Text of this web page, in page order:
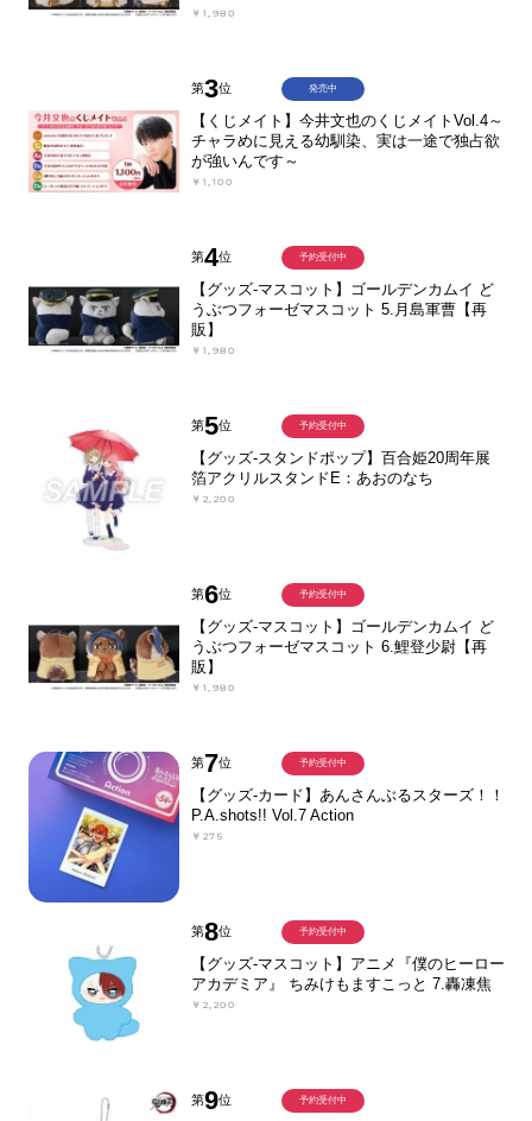
￥1,980
第3位
【くじメイト】今井文也のくじメイトVol.4～
チャラめに見える幼馴染、実は一途で独占欲
が強いんです～
￥1,100
発売中
第4位
【グッズ-マスコット】ゴールデンカムイ ど
うぶつフォーゼマスコット 5.月島軍曹【再
販】
￥1,980
予約受付中
第5位
【グッズ-スタンドポップ】百合姫20周年展
箔アクリルスタンドE：あおのなち
￥2,200
予約受付中
第6位
【グッズ-マスコット】ゴールデンカムイ ど
うぶつフォーゼマスコット 6.鯉登少尉【再
販】
￥1,980
予約受付中
第7位
【グッズ-カード】あんさんぶるスターズ！！
P.A.shots!! Vol.7 Action
￥275
予約受付中
第8位
【グッズ-マスコット】アニメ『僕のヒーロー
アカデミア』 ちみけもますこっと 7.轟凍焦
￥2,200
予約受付中
第9位 予約受付中